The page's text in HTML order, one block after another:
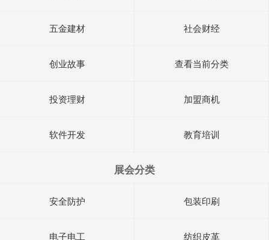
五金建材 社会财经
创业故事 查看当前分类
投资理财 加盟商机
软件开发 教育培训
展会分类
安全防护 包装印刷
电子电工 纺织皮革